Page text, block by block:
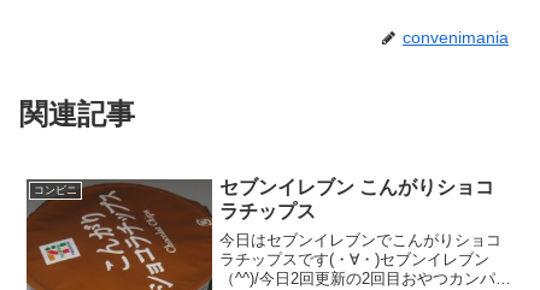
convenimania
関連記事
コンビニ
セブンイレブン こんがりショコ
ラチップス
今日はセブンイレブンでこんがりショコ
ラチップスです(・∀・)セブンイレブン
（^^)/今日2回更新の2回目おやつカンパニ